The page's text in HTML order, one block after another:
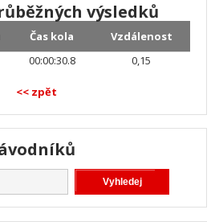
výsledků
Čas kola
Vzdálenost
00:00:30.8 0,15
<< zpět